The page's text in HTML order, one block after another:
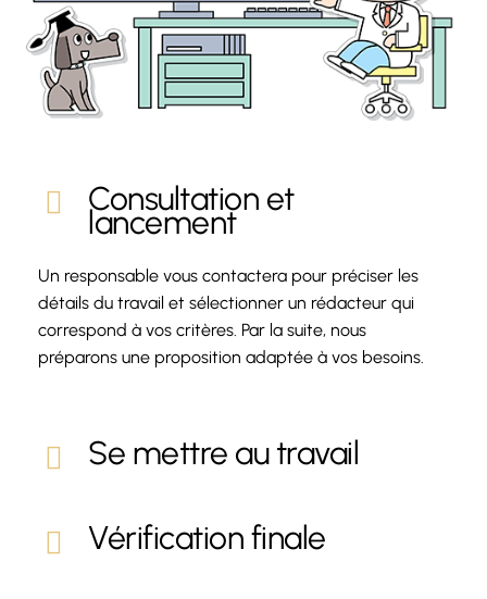
Consultation et
lancement
Un responsable vous contactera pour préciser les
détails du travail et sélectionner un rédacteur qui
correspond à vos critères. Par la suite, nous
préparons une proposition adaptée à vos besoins.
Se mettre au travail
Vérification finale